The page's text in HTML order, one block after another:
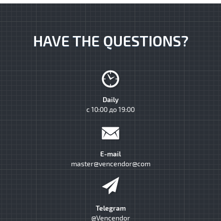
HAVE THE QUESTIONS?
Daily
с 10:00 до 19:00
E-mail
master@vencendor@com
Telegram
@Vencendor